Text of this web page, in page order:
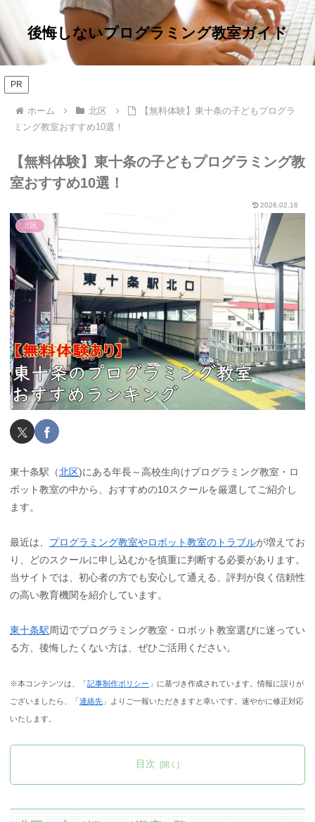
後悔しないプログラミング教室ガイド
PR
ホーム 北区
【無料体験】東十条の子どもプログラ
ミング教室おすすめ10選！
【無料体験】東十条の子どもプログラミング教
室おすすめ10選！
2026.02.16
北区
東十条駅（北区)にある年長～高校生向けプログラミング教室・ロ
ボット教室の中から、おすすめの10スクールを厳選してご紹介し
ます。
最近は、 プログラミング教室やロボット教室のトラブルが増えてお
り、どのスクールに申し込むかを慎重に判断する必要があります。
当サイトでは、初心者の方でも安心して通える、評判が良く信頼性
の高い教育機関を紹介しています。
東十条駅 周辺でプログラミング教室・ロボット教室選びに迷ってい
る方、後悔したくない方は、ぜひご活用ください。
※本コンテンツは、「記事制作ポリシー 」に基づき作成されています。情報に誤りが
ございましたら、「連絡先 」よりご一報いただきますと幸いです。速やかに修正対応
いたします。
目次